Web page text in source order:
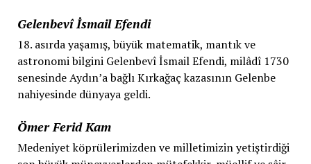
Gelenbevî İsmail Efendi
18. asırda yaşamış, büyük matematik, mantık ve
astronomi bilgini Gelenbevî İsmail Efendi, milâdî 1730
senesinde Aydın’a bağlı Kırkağaç kazasının Gelenbe
nahiyesinde dünyaya geldi.
Ömer Ferid Kam
Medeniyet köprülerimizden ve milletimizin yetiştirdiği